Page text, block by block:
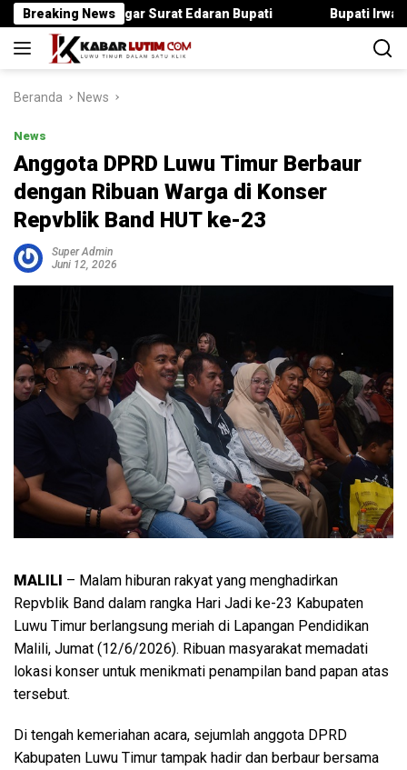
Langsung
ke
konten
Breaking News
Langgar Surat Edaran Bupati Bupati Irwan Serahkan
Beranda News
News
Anggota DPRD Luwu Timur Berbaur
dengan Ribuan Warga di Konser
Repvblik Band HUT ke-23
Super Admin
Juni 12, 2026
MALILI – Malam hiburan rakyat yang menghadirkan
Repvblik Band dalam rangka Hari Jadi ke-23 Kabupaten
Luwu Timur berlangsung meriah di Lapangan Pendidikan
Malili, Jumat (12/6/2026). Ribuan masyarakat memadati
lokasi konser untuk menikmati penampilan band papan atas
tersebut.
Di tengah kemeriahan acara, sejumlah anggota DPRD
Kabupaten Luwu Timur tampak hadir dan berbaur bersama